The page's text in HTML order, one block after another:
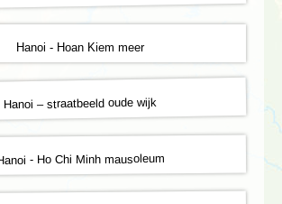
Hanoi - Hoan Kiem meer
Hanoi – straatbeeld oude wijk
- Ho Chi Minh mausoleum